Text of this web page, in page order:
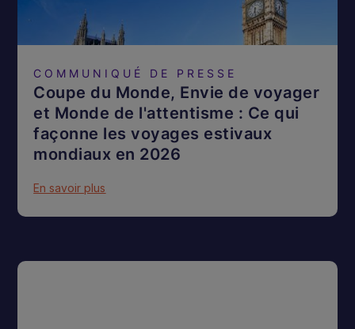
COMMUNIQUÉ DE PRESSE
Coupe du Monde, Envie de voyager
et Monde de l'attentisme : Ce qui
façonne les voyages estivaux
mondiaux en 2026
En savoir plus